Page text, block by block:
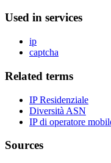
Used in services
ip
captcha
Related terms
IP Residenziale
Diversità ASN
IP di operatore
Sources